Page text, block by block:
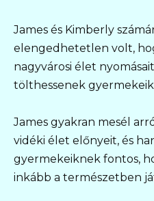
James és Kimberly
elengedhetetlen volt,
nagyvárosi élet
tölthessenek
James gyakran mesél
vidéki élet előnyeit, és
gyermekeiknek fontos,
inkább a természetben